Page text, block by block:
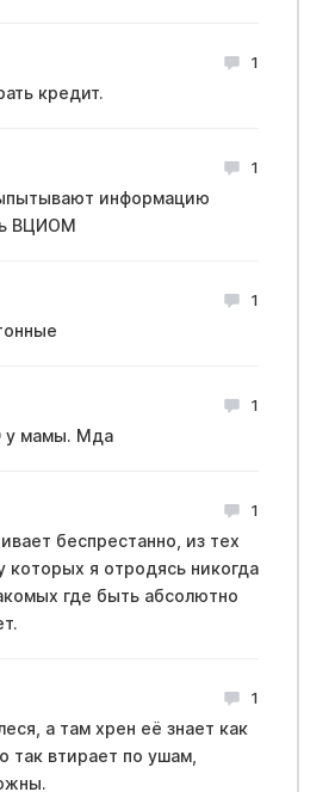
1
кредит.
1
информацию
ВЦИОМ
1
1
у мамы. Мда
1
беспрестанно, из тех
которых я отродясь никогда
где быть абсолютно
1
а там хрен её знает как
так втирает по ушам,